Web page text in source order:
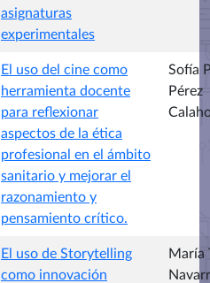
asignaturas
experimentales
El uso del cine como
herramienta docente
para reflexionar
aspectos de la ética
profesional en el ámbito
sanitario y mejorar el
razonamiento y
pensamiento crítico.
Sofía
Pérez
El uso de Storytelling
como innovación
María